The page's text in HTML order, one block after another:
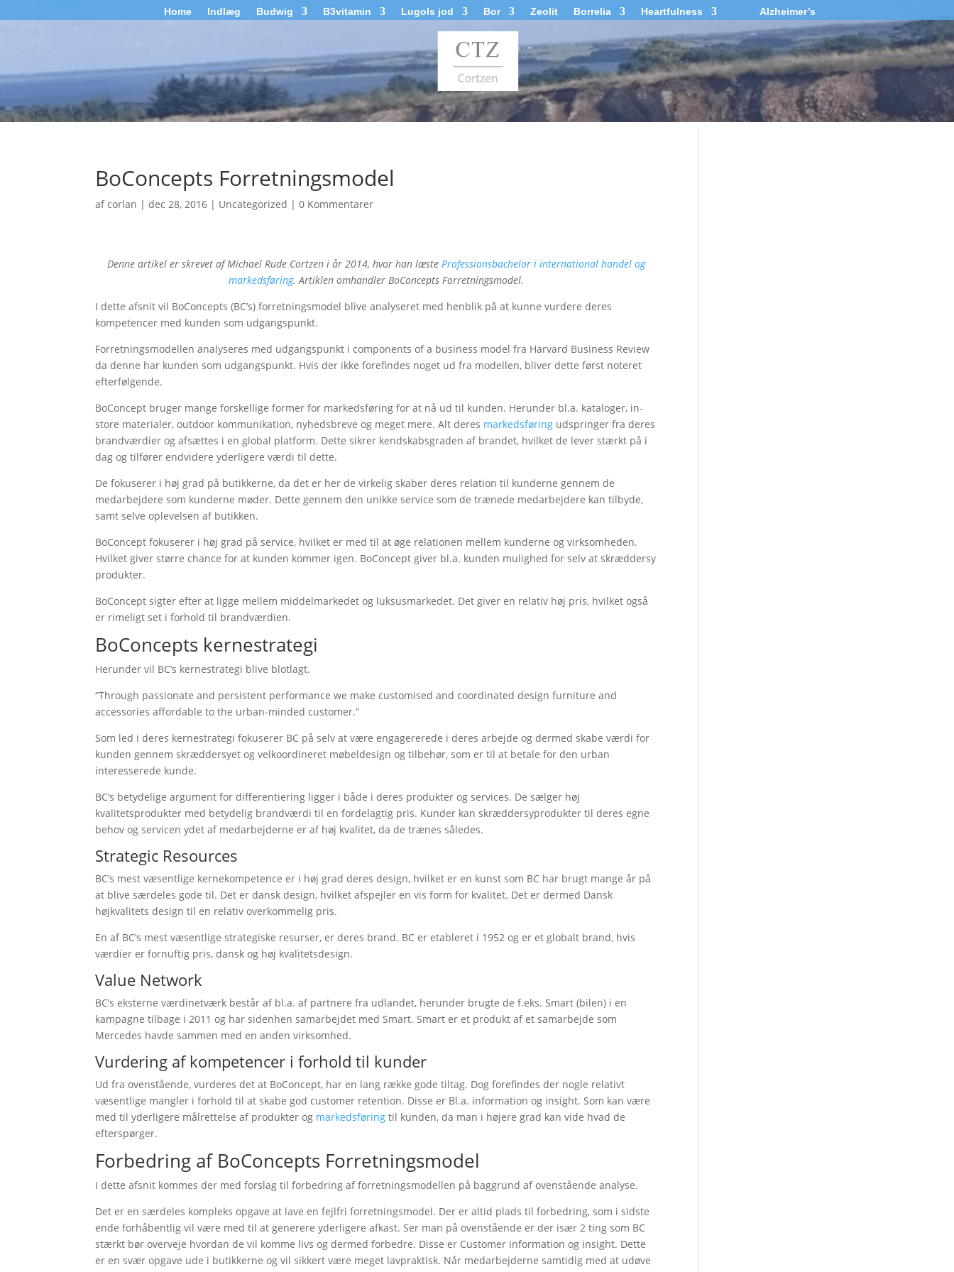
Home Indlæg Budwig B3vitamin Lugols jod Bor Zeolit Borrelia Heartfulness Alzheimer’s
BoConcepts Forretningsmodel
afcorlan |dec 28, 2016 | Uncategorized |0 Kommentarer
Denne artikel er skrevet af Michael Rude Cortzen i år 2014, hvor han læsteProfessionsbachelor i international handel og
markedsføring. Artiklen omhandler BoConcepts Forretningsmodel.
I dette afsnit vil BoConcepts (BC’s) forretningsmodel blive analyseret med henblik på at kunne vurdere deres
kompetencer med kunden som udgangspunkt.
Forretningsmodellen analyseres med udgangspunkt i components of a business model fra Harvard Business Review
da denne har kunden som udgangspunkt. Hvis der ikke forefindes noget ud fra modellen, bliver dette først noteret
efterfølgende.
BoConcept bruger mange forskellige former for markedsføring for at nå ud til kunden. Herunder bl.a. kataloger, in-
store materialer, outdoor kommunikation, nyhedsbreve og meget mere. Alt deres markedsføring udspringer fra deres
brandværdier og afsættes i en global platform. Dette sikrer kendskabsgraden af brandet, hvilket de lever stærkt på i
dag og tilfører endvidere yderligere værdi til dette.
De fokuserer i høj grad på butikkerne, da det er her de virkelig skaber deres relation til kunderne gennem de
medarbejdere som kunderne møder. Dette gennem den unikke service som de trænede medarbejdere kan tilbyde,
samt selve oplevelsen af butikken.
BoConcept fokuserer i høj grad på service, hvilket er med til at øge relationen mellem kunderne og virksomheden.
Hvilket giver større chance for at kunden kommer igen. BoConcept giver bl.a. kunden mulighed for selv at skræddersy
produkter.
BoConcept sigter efter at ligge mellem middelmarkedet og luksusmarkedet. Det giver en relativ høj pris, hvilket også
er rimeligt set i forhold til brandværdien.
BoConcepts kernestrategi
Herunder vil BC’s kernestrategi blive blotlagt.
“Through passionate and persistent performance we make customised and coordinated design furniture and
accessories affordable to the urban-minded customer.”
Som led i deres kernestrategi fokuserer BC på selv at være engagererede i deres arbejde og dermed skabe værdi for
kunden gennem skræddersyet og velkoordineret møbeldesign og tilbehør, som er til at betale for den urban
interesserede kunde.
BC’s betydelige argument for differentiering ligger i både i deres produkter og services. De sælger høj
kvalitetsprodukter med betydelig brandværdi til en fordelagtig pris. Kunder kan skræddersyprodukter til deres egne
behov og servicen ydet af medarbejderne er af høj kvalitet, da de trænes således.
Strategic Resources
BC’s mest væsentlige kernekompetence er i høj grad deres design, hvilket er en kunst som BC har brugt mange år på
at blive særdeles gode til. Det er dansk design, hvilket afspejler en vis form for kvalitet. Det er dermed Dansk
højkvalitets design til en relativ overkommelig pris.
En af BC’s mest væsentlige strategiske resurser, er deres brand. BC er etableret i 1952 og er et globalt brand, hvis
værdier er fornuftig pris, dansk og høj kvalitetsdesign.
Value Network
BC’s eksterne værdinetværk består af bl.a. af partnere fra udlandet, herunder brugte de f.eks. Smart (bilen) i en
kampagne tilbage i 2011 og har sidenhen samarbejdet med Smart. Smart er et produkt af et samarbejde som
Mercedes havde sammen med en anden virksomhed.
Vurdering af kompetencer i forhold til kunder
Ud fra ovenstående, vurderes det at BoConcept, har en lang række gode tiltag. Dog forefindes der nogle relativt
væsentlige mangler i forhold til at skabe god customer retention. Disse er Bl.a. information og insight. Som kan være
med til yderligere målrettelse af produkter og markedsføring til kunden, da man i højere grad kan vide hvad de
efterspørger.
Forbedring af BoConcepts Forretningsmodel
I dette afsnit kommes der med forslag til forbedring af forretningsmodellen på baggrund af ovenstående analyse.
Det er en særdeles kompleks opgave at lave en fejlfri forretningsmodel. Der er altid plads til forbedring, som i sidste
ende forhåbentlig vil være med til at generere yderligere afkast. Ser man på ovenstående er der især 2 ting som BC
stærkt bør overveje hvordan de vil komme livs og dermed forbedre. Disse er Customer information og insight. Dette
er en svær opgave ude i butikkerne og vil sikkert være meget lavpraktisk. Når medarbejderne samtidig med at udøve